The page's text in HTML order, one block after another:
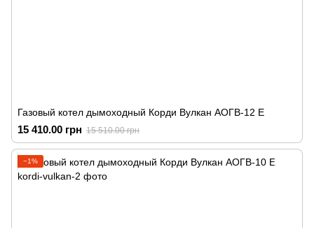
Газовый котел дымоходный Корди Вулкан АОГВ-12 Е
15 410.00 грн 15 510.00 грн
−1%